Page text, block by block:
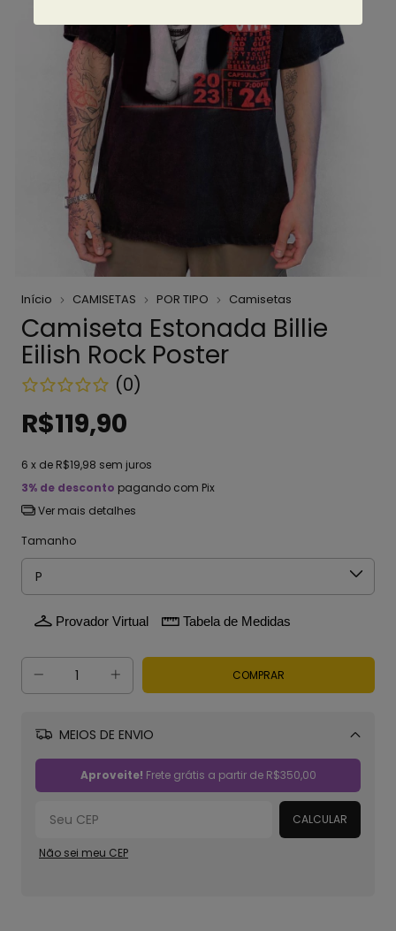
Início CAMISETAS POR TIPO Camisetas
Camiseta Estonada Billie
Eilish Rock Poster
(0)
R$119,90
6 x de R$19,98 sem juros
3% de desconto pagando com Pix
Ver mais detalhes
Tamanho
Provador Virtual Tabela de Medidas
MEIOS DE ENVIO
Aproveite! Frete grátis a partir de R$350,00
CALCULAR
Não sei meu CEP